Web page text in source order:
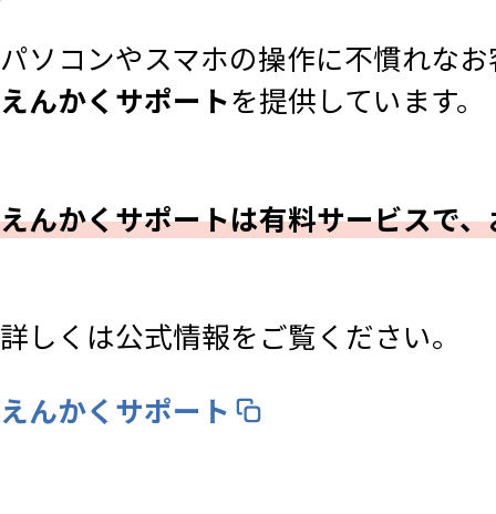
パソコンやスマホの操作に不慣れな
えんかくサポートを提供しています。
えんかくサポートは有料サービスで
詳しくは公式情報をご覧ください。
えんかくサポート